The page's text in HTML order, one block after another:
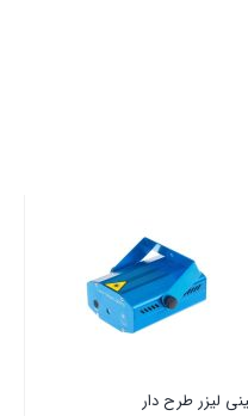
لیزر طرح دار